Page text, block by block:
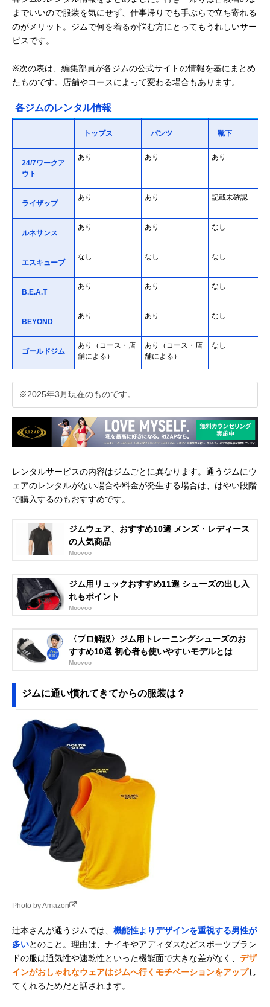
までいいので服装を気にせず、仕事帰りでも手ぶらで立ち寄れる
のがメリット。ジムで何を着るか悩む方にとってもうれしいサー
ビスです。
※次の表は、編集部員が各ジムの公式サイトの情報を基にまとめ
たものです。店舗やコースによって変わる場合もあります。
各ジムのレンタル情報
トップス パンツ 靴下
24/7ワークア
ウト
あり あり あり
ライザップ
あり あり 記載未確認
ルネサンス
あり あり なし
エスキューブ
なし なし なし
B.E.A.T
あり あり なし
BEYOND
あり あり なし
ゴールドジム
あり（コース・店
舗による）
あり（コース・店
舗による）
なし
HaneGym
あり あり なし
る）
る）
る）
メルメイク
あり
THE
PERSONAL
GYM
あり あり なし
※2025年3月現在のものです。
レンタルサービスの内容はジムごとに異なります。通うジムにウ
ェアのレンタルがない場合や料金が発生する場合は、はやい段階
で購入するのもおすすめです。
ジムウェア、おすすめ10選 メンズ・レディース
の人気商品
Moovoo
ジム用リュックおすすめ11選 シューズの出し入
れもポイント
Moovoo
〈プロ解説〉ジム用トレーニングシューズのお
すすめ10選 初心者も使いやすいモデルとは
Moovoo
ジムに通い慣れてきてからの服装は？
Photo by Amazon
辻本さんが通うジムでは、 機能性よりデザインを重視する男性が
多いとのこと。理由は、ナイキやアディダスなどスポーツブラン
ドの服は通気性や速乾性といった機能面で大きな差がなく、 デザ
インがおしゃれなウェアはジムへ行くモチベーションをアップし
てくれるためだと話されます。